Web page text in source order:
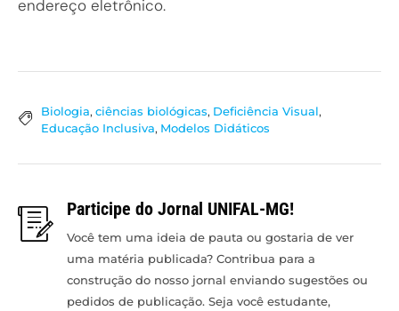
endereço eletrônico.
Biologia, ciências biológicas, Deficiência Visual,
Educação Inclusiva, Modelos Didáticos
Participe do Jornal UNIFAL-MG!
Você tem uma ideia de pauta ou gostaria de ver
uma matéria publicada? Contribua para a
construção do nosso jornal enviando sugestões ou
pedidos de publicação. Seja você estudante,